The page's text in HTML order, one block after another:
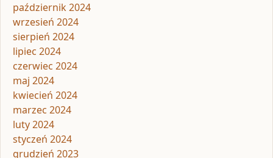
październik 2024
wrzesień 2024
sierpień 2024
lipiec 2024
czerwiec 2024
maj 2024
kwiecień 2024
marzec 2024
luty 2024
styczeń 2024
grudzień 2023